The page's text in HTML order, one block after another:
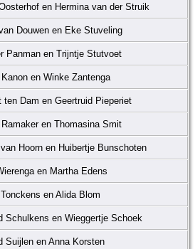
en Hermina van der Struik
Douwen en Eke Stuveling
Panman en Trijntje Stutvoet
en Winke Zantenga
ten Dam en Geertruid Pieperiet
en Thomasina Smit
Hoorn en Huibertje Bunschoten
en Martha Edens
en Alida Blom
Schulkens en Wieggertje Schoek
Suijlen en Anna Korsten